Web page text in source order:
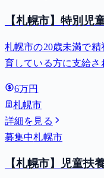
【札幌市】特別児
札幌市の20歳未満で
育している方に支給さ
6万円
札幌市
詳細を見る
募集中札幌市
【札幌市】児童扶